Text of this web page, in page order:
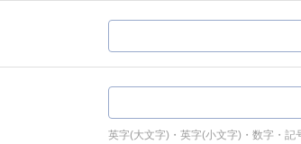
英字(大文字)・英字(小文字)・数字・